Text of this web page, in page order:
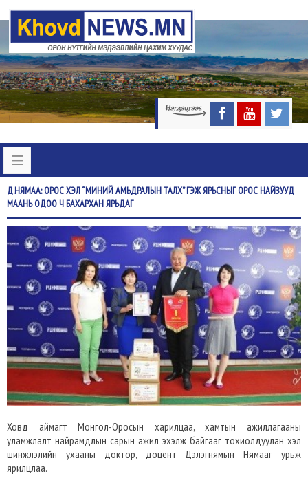
Д.НЯМАА:ОРОС ХЭЛ “МИНИЙ АМЬДРАЛЫН ТАЛХ” ГЭЖ ЯРЬСНЫГ ОРОС НАЙЗУУД
МААНЬ ОДОО Ч БАХАРХАН ЯРЬДАГ
Ховд аймагт Монгол-Оросын харилцаа, хамтын ажиллагааны
уламжлалт найрамдлын сарын ажил эхэлж байгааг тохиолдуулан хэл
шинжлэлийн ухааны доктор, доцент Дэлэгнямын Нямааг урьж
ярилцлаа.